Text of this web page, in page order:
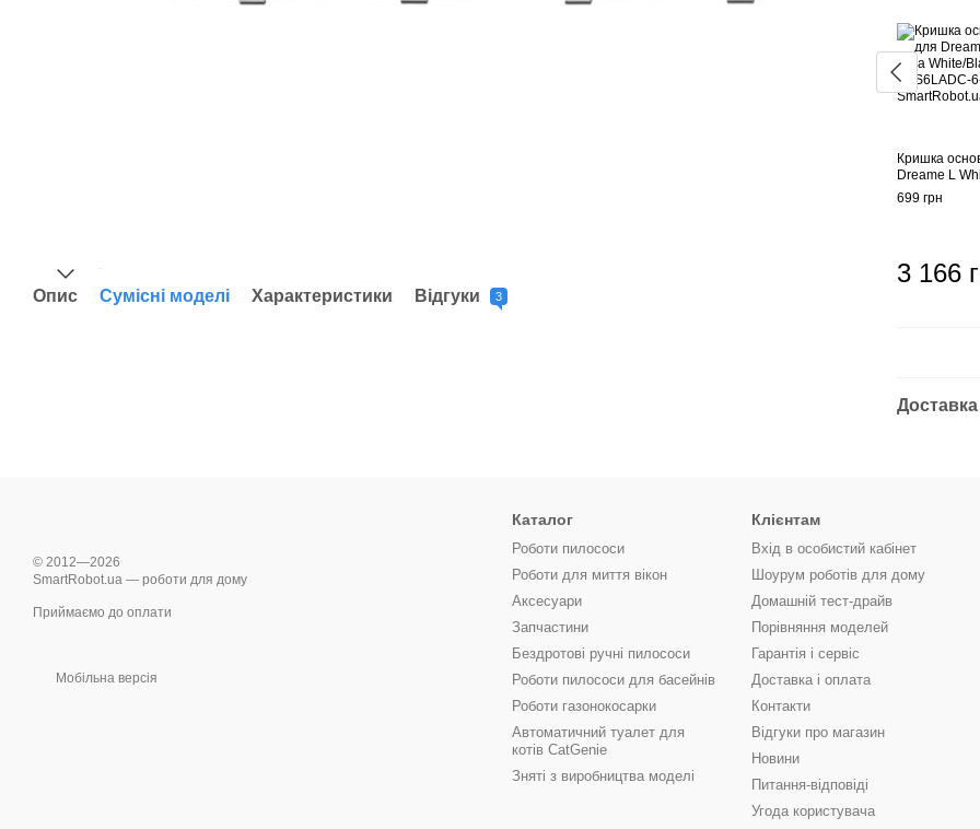
Опис Сумісні моделі Характеристики Відгуки 3
Кришка
Dreame L
699 грн
3 166
Доставка
© 2012—2026
SmartRobot.ua — роботи для дому
Приймаємо до оплати
Мобільна версія
Каталог
Роботи пилососи
Роботи для миття вікон
Аксесуари
Запчастини
Бездротові ручні пилососи
Роботи пилососи для басейнів
Роботи газонокосарки
Автоматичний туалет для
котів CatGenie
Зняті з виробництва моделі
Клієнтам
Вхід в особистий кабінет
Шоурум роботів для дому
Домашній тест-драйв
Порівняння моделей
Гарантія і сервіс
Доставка і оплата
Контакти
Відгуки про магазин
Новини
Питання-відповіді
Угода користувача